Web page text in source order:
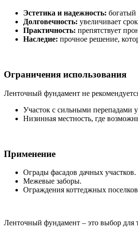
Эстетика и надежность:
Долговечность: увеличивает
Практичность: препятствует
Наследие: прочное решение,
Ограничения использования
Ленточный фундамент не
Участок с сильными перепадами
Низинная местность, где
Применение
Ограды фасадов дачных участков.
Межевые заборы.
Ограждения коттеджных
Ленточный фундамент – это выбор для